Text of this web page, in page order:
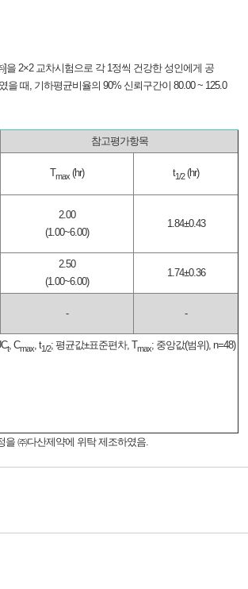
2×2 교차시험으로 각 1정씩 건강한 성인에게 공
때, 기하평균비율의 90% 신뢰구간이 80.00 ~ 125.0
참고평가항목
Tmax (hr) t1/2(hr)
2.00
(1.00~6.00)
1.84±0.43
2.50
(1.00~6.00)
1.74±0.36
- -
t, Cmax, t1/2; 평균값±표준편차, Tmax; 중앙값(범위), n=48)
을 ㈜다산제약에 위탁 제조하였음.